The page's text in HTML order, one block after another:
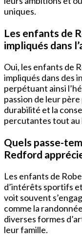
uniques.
Les enfants de
impliqués dans
Oui, les enfants de
impliqués dans des
perpétuant ainsi
passion de leur
durabilité et la
percutantes tout au
Quels passe-
Redford
Les enfants de
d’intérêts sportifs
voit souvent
comme la
diverses formes
leur famille.